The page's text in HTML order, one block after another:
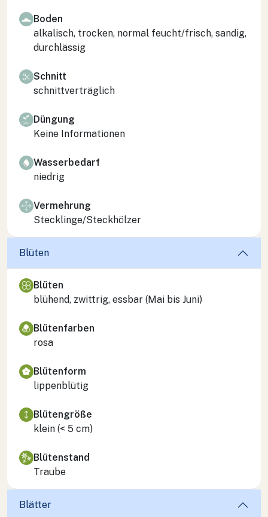
Boden
alkalisch, trocken, normal feucht/frisch, sandig,
durchlässig
Schnitt
schnittverträglich
Düngung
Keine Informationen
Wasserbedarf
niedrig
Vermehrung
Stecklinge/Steckhölzer
Blüten
Blüten
blühend, zwittrig, essbar (Mai bis Juni)
Blütenfarben
rosa
Blütenform
lippenblütig
Blütengröße
klein (< 5 cm)
Blütenstand
Traube
Blätter